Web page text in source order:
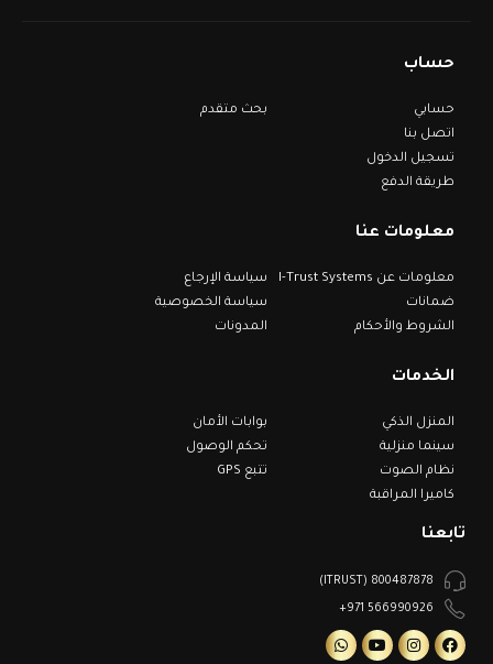
حساب
حسابي
اتصل بنا
تسجيل الدخول
طريقة الدفع
بحث متقدم
معلومات عنا
معلومات عن I-Trust Systems
ضمانات
الشروط والأحكام
سياسة الإرجاع
سياسة الخصوصية
المدونات
الخدمات
المنزل الذكي
سينما منزلية
نظام الصوت
كاميرا المراقبة
بوابات الأمان
تحكم الوصول
تتبع GPS
تابعنا
800487878 (ITRUST)
566990926 971+